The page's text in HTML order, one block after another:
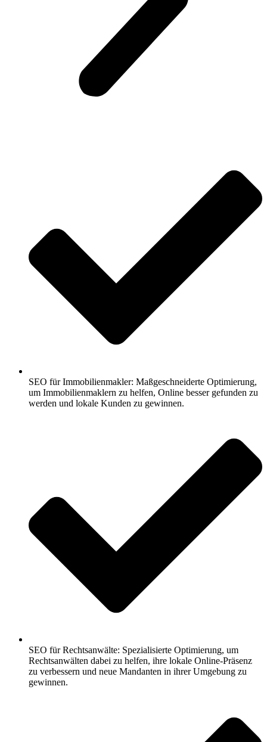
SEO für Immobilienmakler: Maßgeschneiderte Optimierung,
um Immobilienmaklern zu helfen, Online besser gefunden zu
werden und lokale Kunden zu gewinnen.
SEO für Rechtsanwälte: Spezialisierte Optimierung, um
Rechtsanwälten dabei zu helfen, ihre lokale Online-Präsenz
zu verbessern und neue Mandanten in ihrer Umgebung zu
gewinnen.